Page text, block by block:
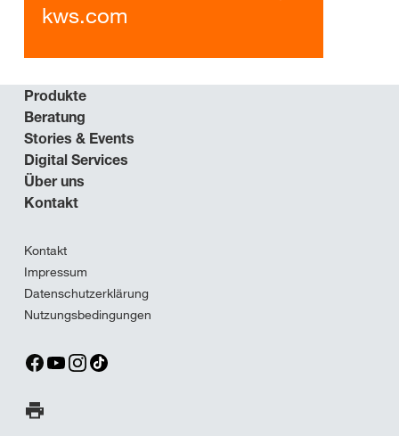
kws.com
Produkte
Beratung
Stories & Events
Digital Services
Über uns
Kontakt
Kontakt
Impressum
Datenschutzerklärung
Nutzungsbedingungen
Seite ausdrucken